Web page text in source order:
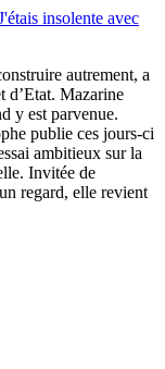
insolente avec
autrement, a
d’Etat. Mazarine
y est parvenue.
publie ces jours-ci
ambitieux sur la
Invitée de
regard, elle revient